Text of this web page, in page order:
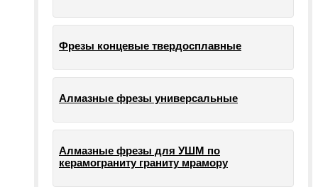
Фрезы концевые твердосплавные
Алмазные фрезы универсальные
Алмазные фрезы для УШМ по
керамограниту граниту мрамору